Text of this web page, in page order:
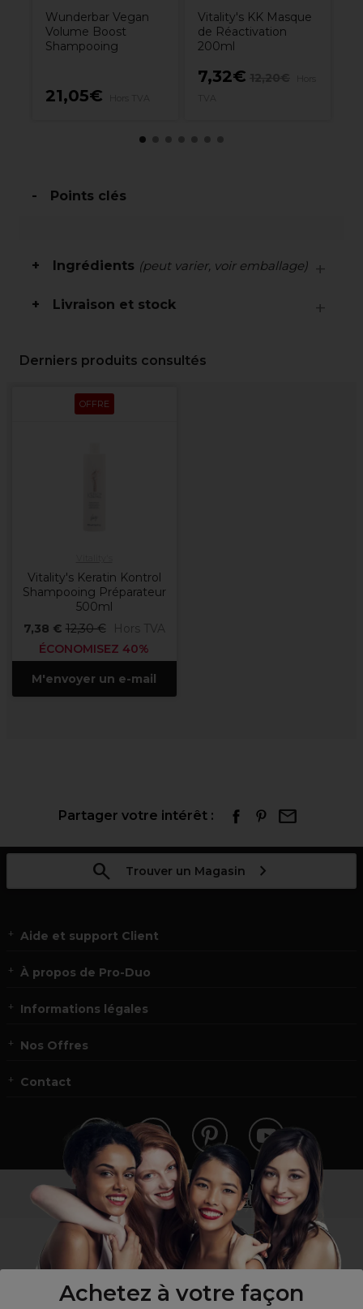
Achetez à votre façon
Wunderbar Vegan
Volume Boost
Shampooing
21,05€
Vitality's KK Masque
de Réactivation
200ml
7,32€
Points clés
Ingrédients (peut varier, voir emballage)
Livraison et stock
Derniers produits consultés
OFFRE
Vitality's Keratin Kontrol
Shampooing Préparateur
500ml
7,38 € 12,30 €
Hors TVA
ÉCONOMISEZ 40%
M'envoyer un e-mail
Partager votre intérêt :
Trouver un Magasin
Aide et support Client
À propos de Pro-Duo
Informations légales
Nos Offres
Contact
Vous n’êtes pas un professionnel ?
Visitez notre site pour les particuliers!